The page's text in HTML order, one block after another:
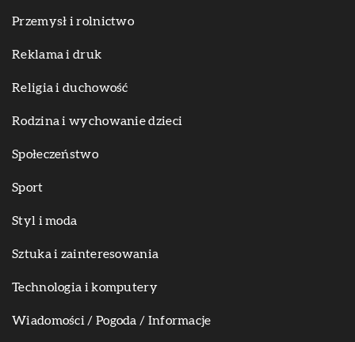
Przemysł i rolnictwo
Reklama i druk
Religia i duchowość
Rodzina i wychowanie dzieci
Społeczeństwo
Sport
Styl i moda
Sztuka i zainteresowania
Technologia i komputery
Wiadomości / Pogoda / Informacje